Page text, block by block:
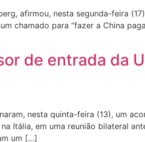
afirmou, nesta segunda-feira
chamado para “fazer a China
de entrada da
nesta quinta-feira (13), um
Itália, em uma reunião bilateral
um […]